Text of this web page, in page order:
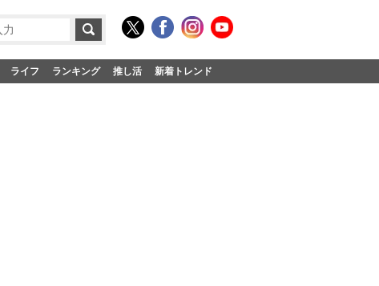
ライフ ランキング 推し活 新着トレンド